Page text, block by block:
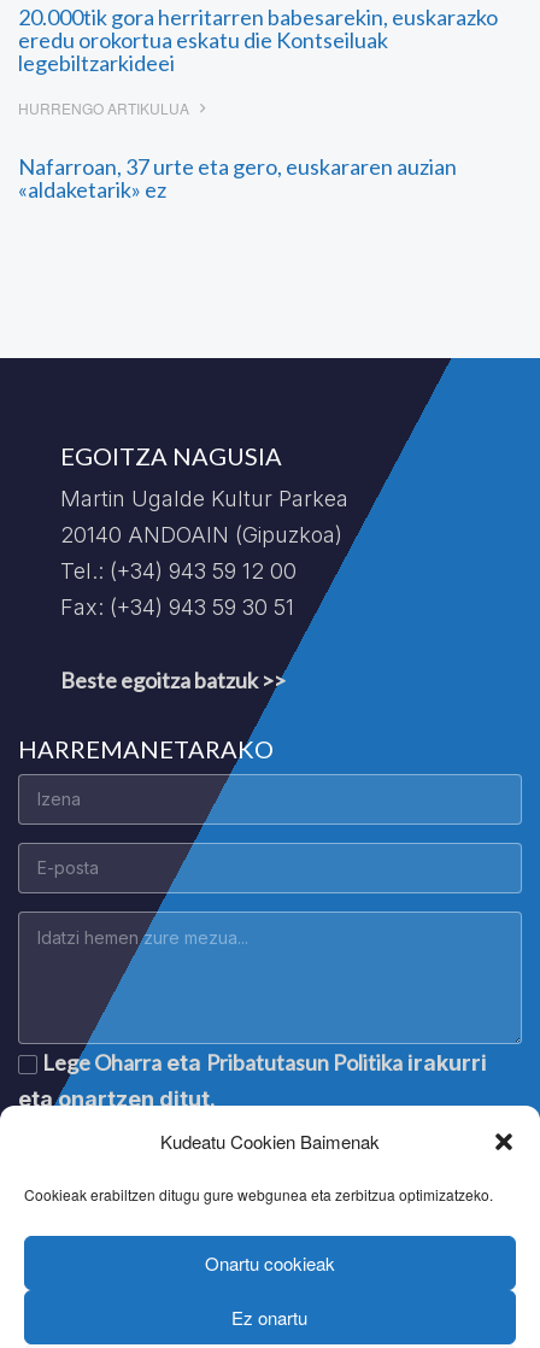
Kudeatu Cookien Baimenak
Cookieak erabiltzen ditugu gure webgunea eta zerbitzua optimizatzeko.
Onartu cookieak
Ez onartu
20.000tik gora herritarren babesarekin, euskarazko
eredu orokortua eskatu die Kontseiluak
legebiltzarkideei
HURRENGO ARTIKULUA
Nafarroan, 37 urte eta gero, euskararen auzian
«aldaketarik» ez
EGOITZA NAGUSIA
Martin Ugalde Kultur Parkea
20140 ANDOAIN (Gipuzkoa)
Tel.: (+34) 943 59 12 00
Fax: (+34) 943 59 30 51
Beste egoitza batzuk >>
HARREMANETARAKO
Lege Oharra eta Pribatutasun Politika irakurri
eta onartzen ditut.